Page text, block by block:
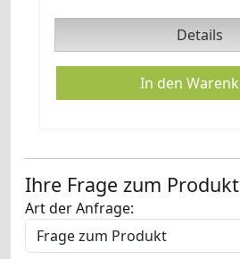
Details
Ihre Frage zum Produkt
Art der Anfrage: